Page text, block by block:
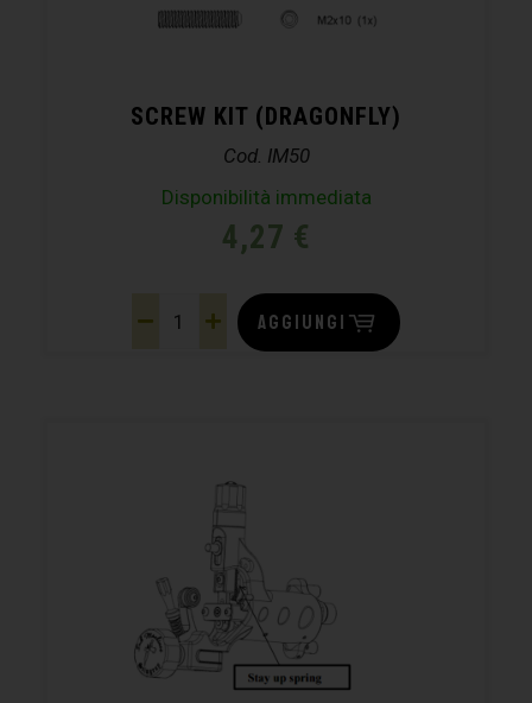
SCREW KIT (DRAGONFLY)
Cod. IM50
Disponibilità immediata
4,27 €
AGGIUNGI